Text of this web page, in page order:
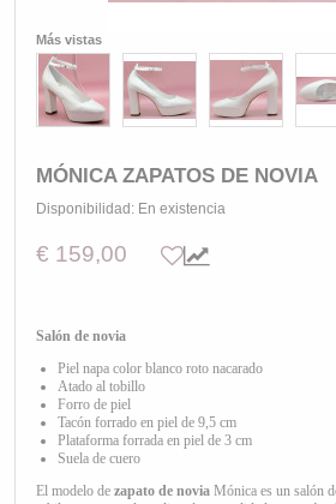
Más vistas
MÓNICA ZAPATOS DE NOVIA
Disponibilidad: En existencia
€ 159,00
Salón de novia
Piel napa color blanco roto nacarado
Atado al tobillo
Forro de piel
Tacón forrado en piel de 9,5 cm
Plataforma forrada en piel de 3 cm
Suela de cuero
El modelo de zapato de novia Mónica es un salón